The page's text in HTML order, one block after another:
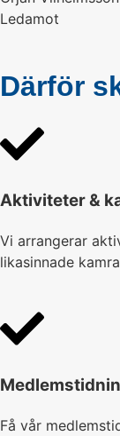
Ledamot
Därför
Aktiviteter &
Vi arrangerar
likasinnade
Få vår